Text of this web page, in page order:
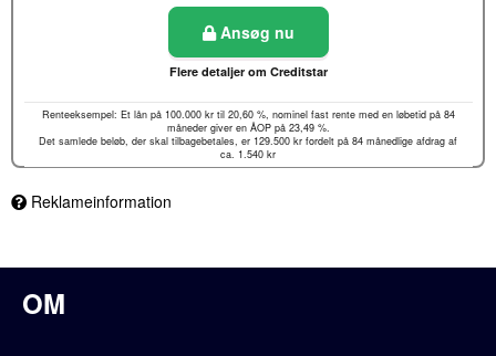
Ansøg nu
Flere detaljer om Creditstar
Renteeksempel: Et lån på 100.000 kr til 20,60 %, nominel fast rente med en løbetid på 84
måneder giver en ÅOP på 23,49 %.
Det samlede beløb, der skal tilbagebetales, er 129.500 kr fordelt på 84 månedlige afdrag af
ca. 1.540 kr
Reklameinformation
OM